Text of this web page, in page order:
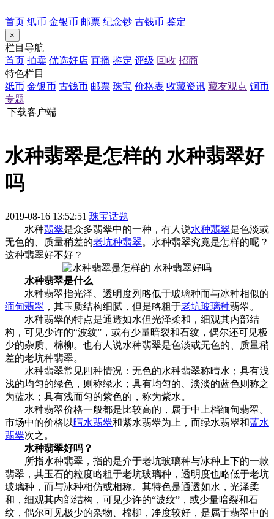
首页 纸币 金银币 邮票 纪念钞 古钱币 鉴定
×
栏目导航
首页 拍卖 优选好店 直播 鉴定 评级 回收 招商
特色栏目
纸币 金银币 古钱币 邮票 珠宝 价格表 收藏资讯 藏友观点 铜币
专题
下载客户端
水种翡翠是怎样的 水种翡翠好
吗
2019-08-16 13:52:51 珠宝话题
水种翡翠是众多翡翠中的一种，有人说水种翡翠是色淡或
无色的、质量稍差的老坑种翡翠。水种翡翠究竟是怎样的呢？
这种翡翠好不好？
水种翡翠是什么
水种翡翠指光泽、透明度列略低于玻璃种而与冰种相似的
缅甸翡翠 ，其玉质结构细腻，但是略粗于老坑玻璃种翡翠。
水种翡翠的特点是通透如水但光泽柔和，细观其内部结
构，可见少许的“波纹”，或有少量暗裂和石纹，偶尔还可见极
少的杂质、棉柳。也有人说水种翡翠是色淡或无色的、质量稍
差的老坑种翡翠。
水种翡翠常见四种情况：无色的水种翡翠称晴水；具有浅
浅的均匀的绿色，则称绿水；具有均匀的、淡淡的蓝色则称之
为蓝水；具有浅而匀的紫色的，称为紫水。
水种翡翠价格一般都是比较高的，属于中上档缅甸翡翠。
市场中的价格以晴水翡翠和紫水翡翠为上，而绿水翡翠和蓝水
翡翠次之。
水种翡翠好吗？
所指水种翡翠，指的是介于老坑玻璃种与冰种上下的一款
翡翠，其玉石的粒度略粗于老坑玻璃种，透明度也略低于老坑
玻璃种，而与冰种相仿或相称。其特色是通透如水，光泽柔
和，细观其内部结构，可见少许的“波纹”，或少量暗裂和石
纹，偶尔可见极少的杂物、棉柳，净度较好，是属于翡翠中的